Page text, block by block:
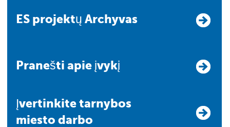
ES projektų Archyvas
Pranešti apie įvykį
Įvertinkite tarnybos
miesto darbo